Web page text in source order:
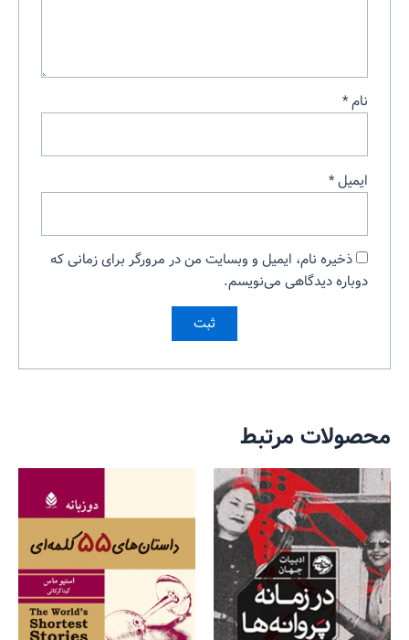
نام*
ایمیل*
ذخیره نام، ایمیل و وبسایت من در مرورگر برای زمانی که
دوباره دیدگاهی می‌نویسم.
محصولات مرتبط